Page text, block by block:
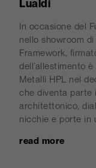
Lualdi
In occasione del
nello showroom
Framework,
dell’allestimento
Metalli HPL nel
che diventa parte
architettonico,
nicchie e porte in
read more